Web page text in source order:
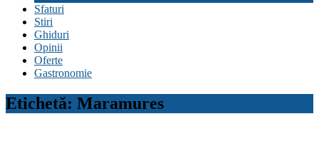
Sfaturi
Stiri
Ghiduri
Opinii
Oferte
Gastronomie
Etichetă: Maramures